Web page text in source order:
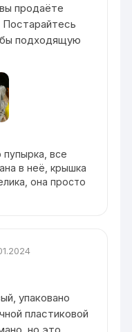
продаёте
подходящую
пупырка, все
в неё, крышка
она просто
упаковано
пластиковой